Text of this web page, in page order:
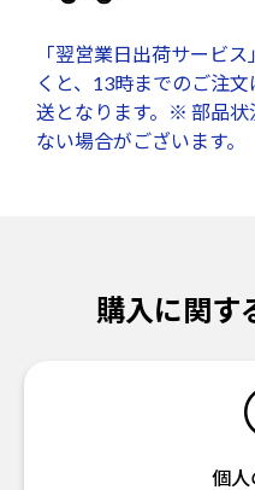
「翌営業日出荷サービ
くと、13時までのご注
送となります。※ 部品状
ない場合がございます。
購入に関す
個人